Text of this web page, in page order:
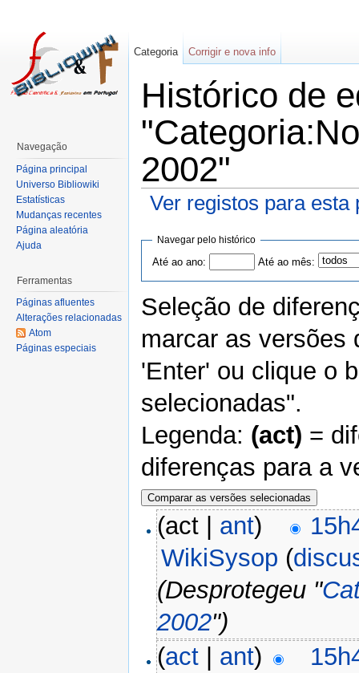
Histórico de
2002"
Ver registos para esta
Navegar pelo histórico
Até ao ano: Até ao mês:
Seleção de
marcar as versões
'Enter' ou clique o
selecionadas".
Legenda: (act) =
diferenças para a
(act | ant)
WikiSysop (
(Desprotegeu "
2002")
(act ant)
Categoria Corrigir e nova info
Navegação
Página principal
Universo Bibliowiki
Estatísticas
Mudanças recentes
Página aleatória
Ajuda
Ferramentas
Páginas afluentes
Alterações relacionadas
Atom
Páginas especiais